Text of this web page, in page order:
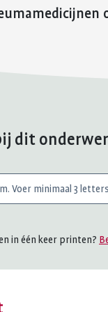
dit
in één keer printen?